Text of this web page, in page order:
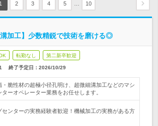
1 2 3 4 5 10
加工】少数精鋭で技術を磨ける◎
転勤なし 第二新卒歓迎
終了予定日： 2026/10/29
・脆性材の超極小径孔明け、超微細溝加工などのマシ
ターオペレーター業務をお任せします。
センターの実務経験者歓迎！機械加工の実務がある方